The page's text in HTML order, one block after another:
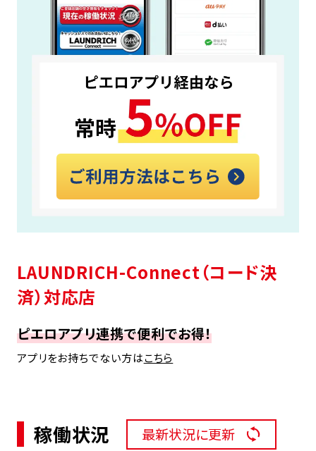
LAUNDRICH-Connect（コード決
済）対応店
ピエロアプリ連携で便利でお得！
アプリをお持ちでない方はこちら
稼働状況 最新状況に更新